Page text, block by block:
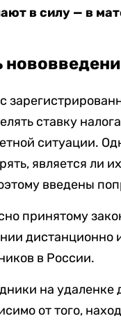
в силу — в
ставку
ситуации.
является ли
введены
принятому
дистанционно
в России.
на удаленке
от того,